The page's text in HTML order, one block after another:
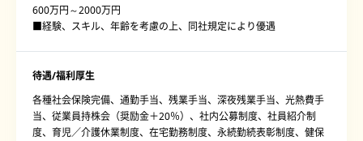
600万円～2000万円
■経験、スキル、年齢を考慮の上、同社規定により優遇
待遇/福利厚生
各種社会保険完備、通勤手当、残業手当、深夜残業手当、光熱費手
当、従業員持株会（奨励金＋20％）、社内公募制度、社員紹介制
度、育児／介護休業制度、在宅勤務制度、永続勤続表彰制度、健保